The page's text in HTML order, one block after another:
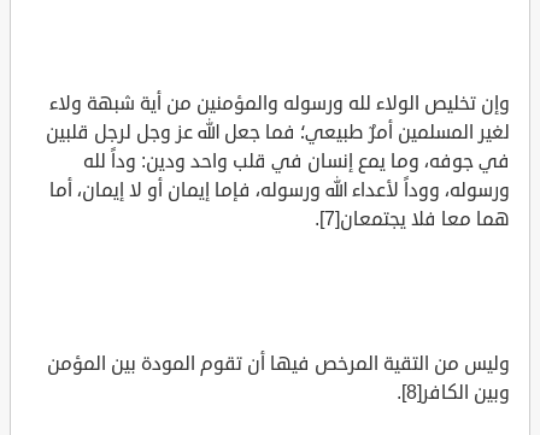
وإن تخليص الولاء لله ورسوله والمؤمنين من أية شبهة ولاء
لغير المسلمين أمرٌ طبيعي؛ فما جعل الله عز وجل لرجل قلبين
في جوفه، وما يمع إنسان في قلب واحد ودين: وداً لله
ورسوله، ووداً لأعداء الله ورسوله، فإما إيمان أو لا إيمان، أما
هما معا فلا يجتمعان[7].
وليس من التقية المرخص فيها أن تقوم المودة بين المؤمن
وبين الكافر[8].